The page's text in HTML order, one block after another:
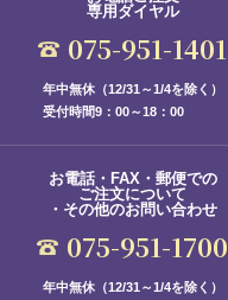
専用ダイヤル
075-951-1401
年中無休（12/31～1/4を除く）
受付時間9：00～18：00
お電話・FAX・郵便での
ご注文について
・その他のお問い合わせ
075-951-1700
年中無休（12/31～1/4を除く）